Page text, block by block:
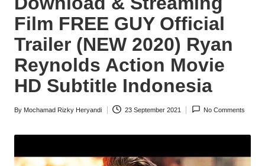
o
I
D
Film FREE GUY Official
Trailer (NEW 2020) Ryan
Reynolds Action Movie
HD Subtitle Indonesia
Posted
By Mochamad Rizky Heryandi 23 September 2021 No Comments